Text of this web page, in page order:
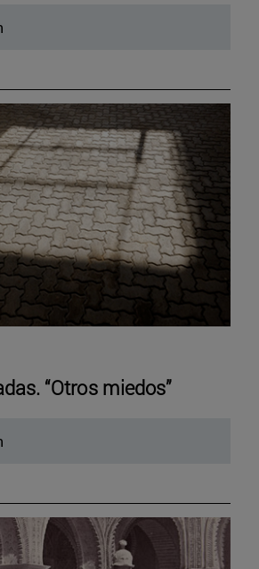
“Otros miedos”